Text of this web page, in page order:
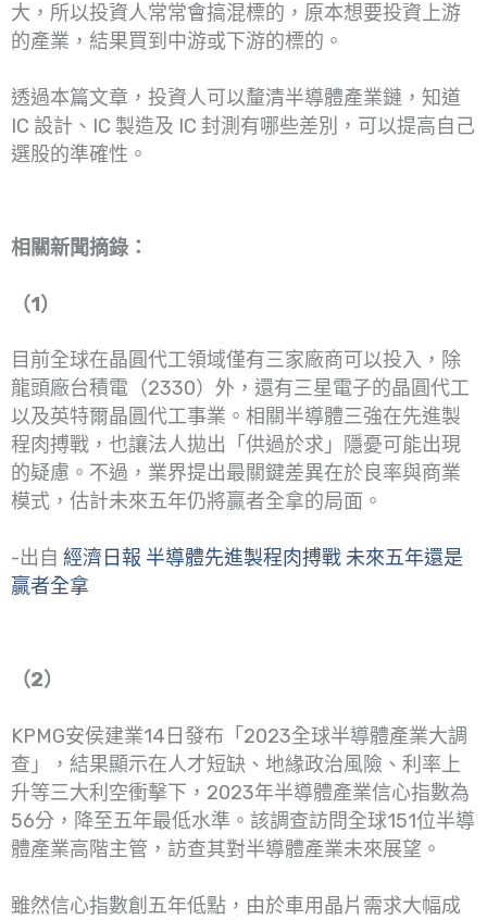
大，所以投資人常常會搞混標的，原本想要投資上游
的產業，結果買到中游或下游的標的。
透過本篇文章，投資人可以釐清半導體產業鏈，知道
IC 設計、IC 製造及 IC 封測有哪些差別，可以提高自己
選股的準確性。
相關新聞摘錄：
（1）
目前全球在晶圓代工領域僅有三家廠商可以投入，除
龍頭廠台積電（2330）外，還有三星電子的晶圓代工
以及英特爾晶圓代工事業。相關半導體三強在先進製
程肉搏戰，也讓法人拋出「供過於求」隱憂可能出現
的疑慮。不過，業界提出最關鍵差異在於良率與商業
模式，估計未來五年仍將贏者全拿的局面。
-出自 經濟日報 半導體先進製程肉搏戰 未來五年還是
贏者全拿
（2）
KPMG安侯建業14日發布「2023全球半導體產業大調
查」，結果顯示在人才短缺、地緣政治風險、利率上
升等三大利空衝擊下，2023年半導體產業信心指數為
56分，降至五年最低水準。該調查訪問全球151位半導
體產業高階主管，訪查其對半導體產業未來展望。
雖然信心指數創五年低點，由於車用晶片需求大幅成